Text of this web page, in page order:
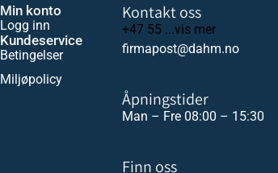
Min konto
Logg inn
Kundeservice
Betingelser
Miljøpolicy
Kontakt oss
+47 55 ...vis mer
firmapost@dahm.no
Åpningstider
Man – Fre 08:00 – 15:30
Finn oss